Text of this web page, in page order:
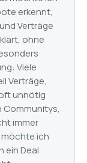
erkennt,
Verträge
ohne
Viele
Verträge,
unnötig
Communitys,
immer
ich
ein Deal